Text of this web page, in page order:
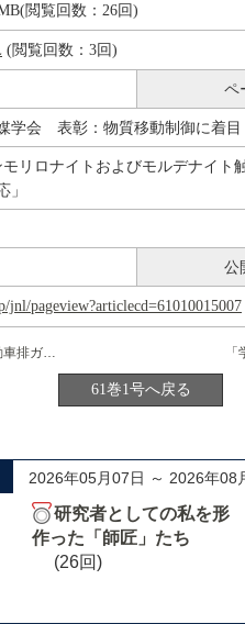
閲覧回数：26回)
(閲覧回数：3回)
ペ
学会 表彰：物質移動制御に着
モリロナイトおよびモルデナイ
」
公
jnl/pageview?articlecd=61010015007
「遷移金属複合酸化物を用いた自動車排ガス浄化触媒の設計」
61巻1号へ戻る
2026年05月07日 ～ 2026年08
研究者としての私を形
作った「師匠」たち
(26回)